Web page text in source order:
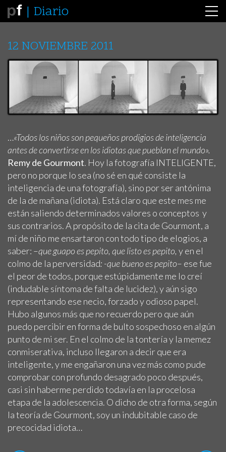
Diario
12 NOVIEMBRE 2011
…«Todos los niños son pequeños prodigios de inteligencia
antes de convertirse en los idiotas que pueblan el mundo».
Remy de Gourmont. Hoy la fotografía INTELIGENTE,
pero no porque lo sea (no sé en qué consiste la
inteligencia de una fotografía), sino por ser antónima
de la de mañana (idiota). Está claro que este mes me
están saliendo determinados valores o conceptos y
sus contrarios. A propósito de la cita de Gourmont, a
mí de niño me ensartaron con todo tipo de elogios, a
saber: –que guapo es pepito, que listo es pepito, y en el
colmo de la perversidad: -que bueno es pepito– ese fue
el peor de todos, porque estúpidamente me lo creí
(indudable síntoma de falta de lucidez), y aún sigo
representando ese necio, forzado y odioso papel.
Hubo algunos más que no recuerdo pero que aún
puedo percibir en forma de bulto sospechoso en algún
punto de mi ser. En el colmo de la tontería y la memez
conmiserativa, incluso llegaron a decir que era
inteligente, y me engañaron una vez más como pude
comprobar con profundo desagrado poco después,
casi sin haberme perdido todavía en la procelosa
etapa de la adolescencia. O dicho de otra forma, según
la teoría de Gourmont, soy un indubitable caso de
precocidad idiota…